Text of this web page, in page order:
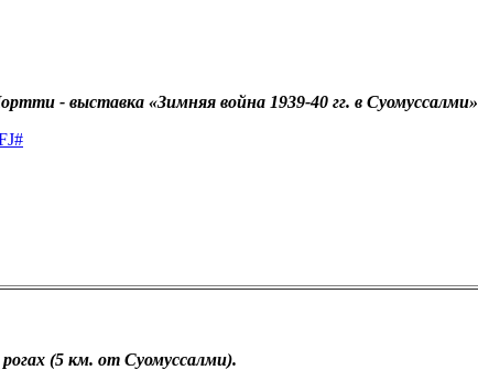
- выставка «Зимняя война 1939-40 гг. в
(5 км. от Суомуссалми).